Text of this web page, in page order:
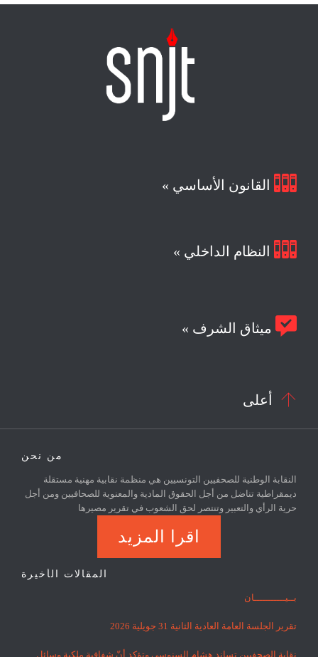
 القانون الأساسي »
 النظام الداخلي »
 ميثاق الشرف »
 أعلى
من نحن
النقابة الوطنية للصحفيين التونسيين هي منظمة نقابية مهنية مستقلة
ديمقراطية تناضل من أجل الحقوق المادية والمعنوية للصحافيين ومن أجل
حرية الرأي والتعبير وتنتصر لحق الشعوب في تقرير مصيرها
اقرا المزيد
المقالات الأخيرة
بــيـــــــــــان
تقرير الجلسة العامة العادية الثانية 31 جويلية 2026
نقابة الصحفيين تساند هشام السنوسي وتؤكد أنّ شفافية ملكية وسائل